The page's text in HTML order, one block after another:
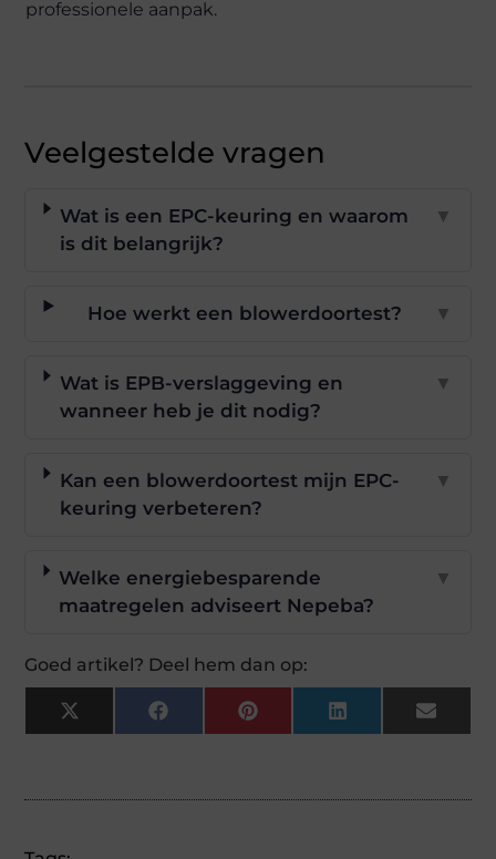
professionele aanpak.
Veelgestelde vragen
Wat is een EPC-keuring en waarom
is dit belangrijk?
▼
Hoe werkt een blowerdoortest? ▼
Wat is EPB-verslaggeving en
wanneer heb je dit nodig?
▼
Kan een blowerdoortest mijn EPC-
keuring verbeteren?
▼
Welke energiebesparende
maatregelen adviseert Nepeba?
▼
Goed artikel? Deel hem dan op:
X
(Twitter)
FacebookPinterestLinkedInEmail